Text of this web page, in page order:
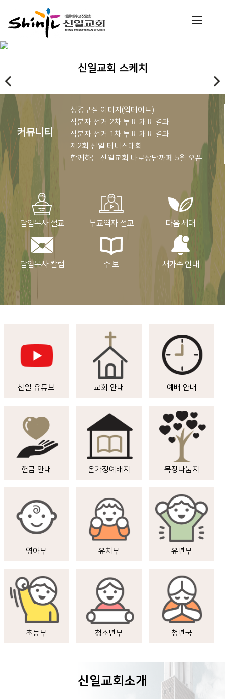
신일교회 스케치
커뮤니티
성경구절 이미지(업데이트)
직분자 선거 2차 투표 개표 결과
직분자 선거 1차 투표 개표 결과
제2회 신일 테니스대회
함께하는 신일교회 나로상담까페 5월 오픈
담임목사 설교 부교역자 설교 다음 세대
담임목사 칼럼 주 보 새가족 안내
신일 유튜브 교회 안내 예배 안내
헌금 안내 온가정예배지 목장나눔지
영아부 유치부 유년부
초등부 청소년부 청년국
신일교회소개